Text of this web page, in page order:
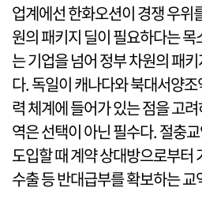
업계에선 한화오션이 경쟁 우위
원의 패키지 딜이 필요하다는
는 기업을 넘어 정부 차원의 패
다. 독일이 캐나다와 북대서양
력 체계에 들어가 있는 점을 고
역은 선택이 아닌 필수다. 절충
도입할 때 계약 상대방으로부터
수출 등 반대급부를 확보하는 교